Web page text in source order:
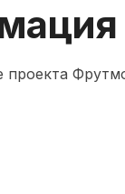
проекта